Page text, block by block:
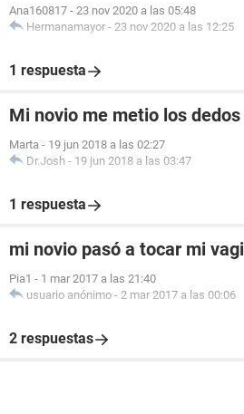
Ana160817 - 23 nov 2020 a las 05:48
Hermanamayor - 23 nov 2020 a las 12:25
1 respuesta
Mi novio me metio los
Marta - 19 jun 2018 a las 02:27
Dr.Josh - 19 jun 2018 a las 03:47
1 respuesta
mi novio pasó a tocar mi
Pia1 - 1 mar 2017 a las 21:40
usuario anónimo - 2 mar 2017 a las 00:06
2 respuestas